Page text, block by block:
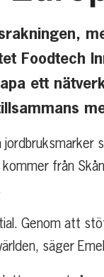
Foodtech
ett
från
Genom att
säger